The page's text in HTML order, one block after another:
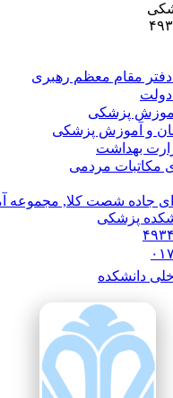
مقام معظم رهبری
پزشکی
و آموزش پزشکی
بهداشت
مکاتبات مردمی
جاده شصت کلا, مجموعه
پزشکی
دانشکده